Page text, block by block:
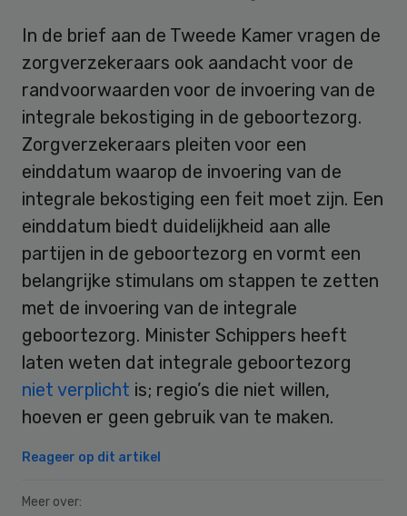
In de brief aan de Tweede Kamer vragen de
zorgverzekeraars ook aandacht voor de
randvoorwaarden voor de invoering van de
integrale bekostiging in de geboortezorg.
Zorgverzekeraars pleiten voor een
einddatum waarop de invoering van de
integrale bekostiging een feit moet zijn. Een
einddatum biedt duidelijkheid aan alle
partijen in de geboortezorg en vormt een
belangrijke stimulans om stappen te zetten
met de invoering van de integrale
geboortezorg. Minister Schippers heeft
laten weten dat integrale geboortezorg
niet verplicht is; regio’s die niet willen,
hoeven er geen gebruik van te maken.
Reageer op dit artikel
Meer over: